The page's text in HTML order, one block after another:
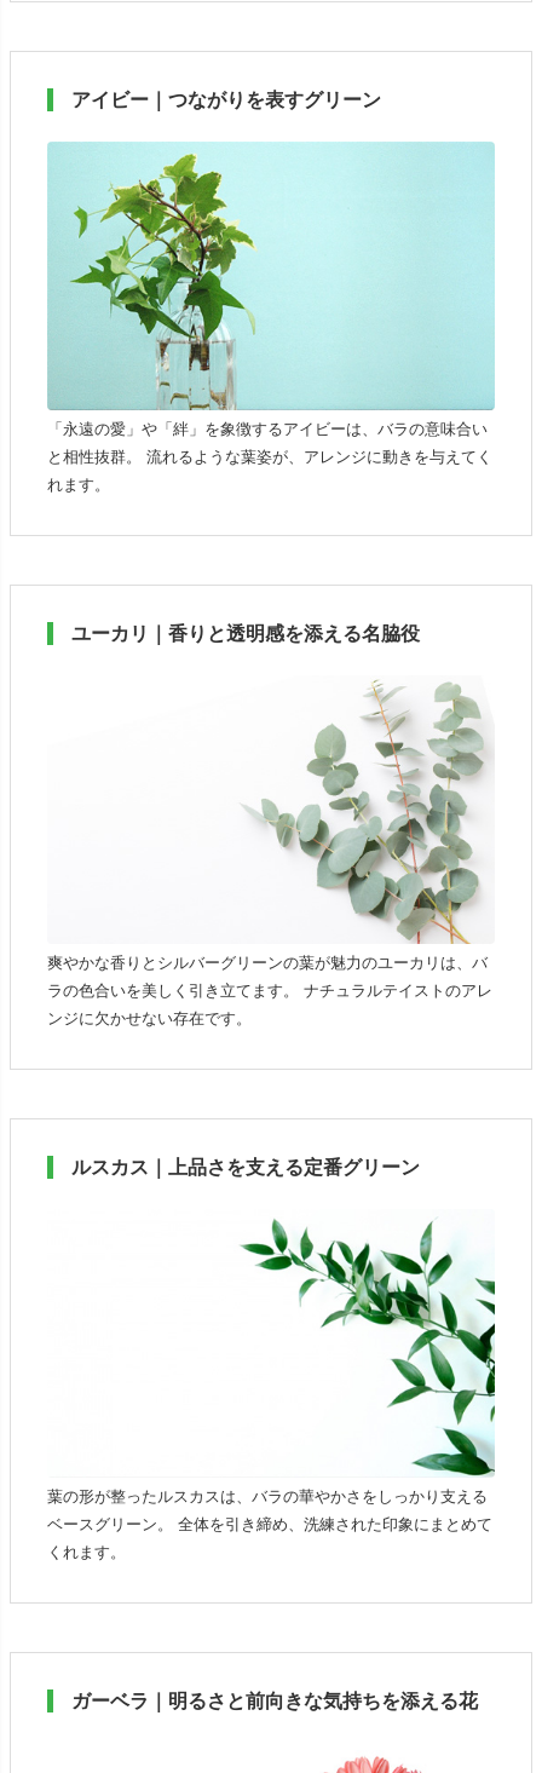
アイビー｜つながりを表すグリーン
「永遠の愛」や「絆」を象徴するアイビーは、バラの意味合い
と相性抜群。 流れるような葉姿が、アレンジに動きを与えてく
れます。
ユーカリ｜香りと透明感を添える名脇役
爽やかな香りとシルバーグリーンの葉が魅力のユーカリは、バ
ラの色合いを美しく引き立てます。 ナチュラルテイストのアレ
ンジに欠かせない存在です。
ルスカス｜上品さを支える定番グリーン
葉の形が整ったルスカスは、バラの華やかさをしっかり支える
ベースグリーン。 全体を引き締め、洗練された印象にまとめて
くれます。
ガーベラ｜明るさと前向きな気持ちを添える花